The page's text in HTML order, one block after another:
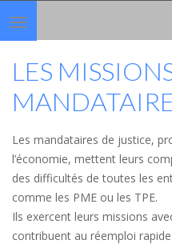
Toggle
navigation
LES
Les mandataires de justice,
l’économie, mettent leurs
des difficultés de toutes les
comme les PME ou les TPE.
Ils exercent leurs missions
contribuent au réemploi